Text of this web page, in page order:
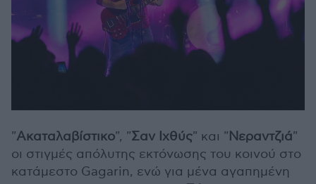
"Ακαταλαβίστικο", "Σαν Ιχθύς" και " Νεραντζιά"
οι στιγμές απόλυτης εκτόνωσης του κοινού στο
κατάμεστο Gagarin, ενώ για μένα αγαπημένη